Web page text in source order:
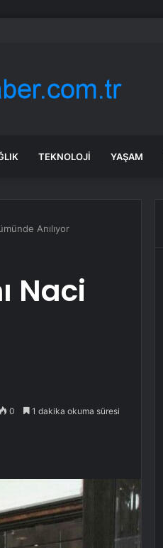
pusula net olmalı
TEKNOLOJI YAŞAM
Anılıyor
Naci
0 1 dakika okuma süresi